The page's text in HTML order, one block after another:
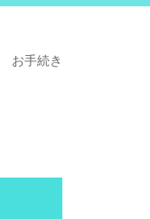
お手続き